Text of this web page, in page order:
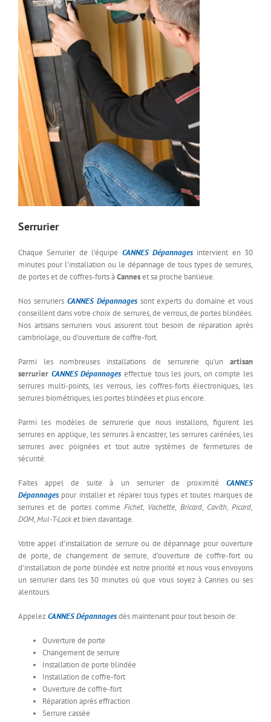
Serrurier
Chaque Serrurier de l’équipe CANNES Dépannagesintervient en 30
minutes pour l’installation ou le dépannage de tous types de serrures,
de portes et de coffres-forts àCanneset sa proche banlieue.
Nos serruriers CANNES Dépannagessont experts du domaine et vous
conseillent dans votre choix de serrures, de verrous, de portes blindées.
Nos artisans serruriers vous assurent tout besoin de réparation après
cambriolage, ou d’ouverture de coffre-fort.
Parmi les nombreuses installations de serrurerie qu’un artisan
serrurier CANNES Dépannages effectue tous les jours, on compte les
serrures multi-points, les verrous, les coffres-forts électroniques, les
serrures biométriques, les portes blindées et plus encore.
Parmi les modèles de serrurerie que nous installons, figurent les
serrures en applique, les serrures à encastrer, les serrures carénées, les
serrures avec poignées et tout autre systèmes de fermetures de
sécurité.
Faites appel de suite à un serrurier de proximité CANNES
Dépannages pour installer et réparer tous types et toutes marques de
serrures et de portes commeFichet, Vachette, Bricard, Cavith,Picard,
DOM,Mul-T-Locket bien davantage.
Votre appel d’installation de serrure ou de dépannage pour ouverture
de porte, de changement de serrure, d’ouverture de coffre-fort ou
d’installation de porte blindée est notre priorité et nous vous envoyons
un serrurier dans les 30 minutes où que vous soyez à Cannes ou ses
alentours.
AppelezCANNES Dépannagesdès maintenant pour tout besoin de:
Ouverture de porte
Changement de serrure
Installation de porte blindée
Installation de coffre-fort
Ouverture de coffre-fort
Réparation après effraction
Serrure cassée